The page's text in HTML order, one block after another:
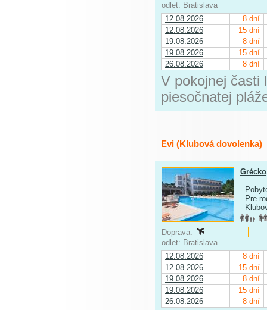
odlet: Bratislava
12.08.2026
8 dní
12.08.2026
15 dní
19.08.2026
8 dní
19.08.2026
15 dní
26.08.2026
8 dní
V pokojnej časti
piesočnatej
Evi (Klubová dovolenka)
Grécko
-
- Pre
-
Doprava:
odlet: Bratislava
12.08.2026
8 dní
12.08.2026
15 dní
19.08.2026
8 dní
19.08.2026
15 dní
26.08.2026
8 dní